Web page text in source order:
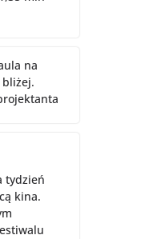
na
bliżej.
tydzień
kina.